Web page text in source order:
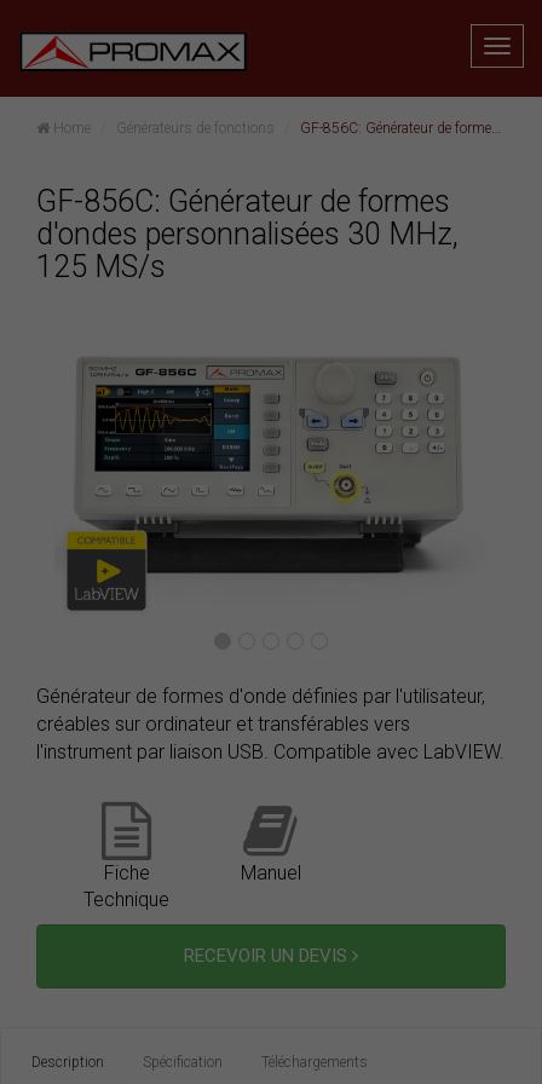
Home Générateurs de fonctions GF-856C: Générateur de formes d'ondes personnalisées 30 MHz, 125 MS/s
GF-856C: Générateur de formes
d'ondes personnalisées 30 MHz,
125 MS/s
Générateur de formes d'onde définies par l'utilisateur,
créables sur ordinateur et transférables vers
l'instrument par liaison USB. Compatible avec LabVIEW.
Fiche
Technique
Manuel
RECEVOIR UN DEVIS
Description Spécification Téléchargements